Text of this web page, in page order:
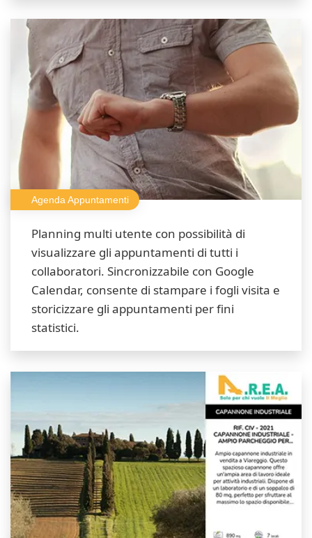
Agenda Appuntamenti
Planning multi utente con possibilità di
visualizzare gli appuntamenti di tutti i
collaboratori. Sincronizzabile con Google
Calendar, consente di stampare i fogli visita e
storicizzare gli appuntamenti per fini
statistici.